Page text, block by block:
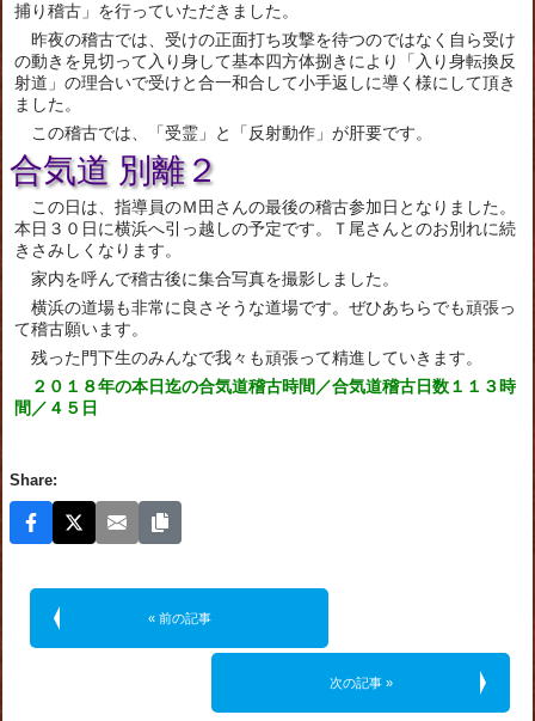
捕り稽古」を行っていただきました。
昨夜の稽古では、受けの正面打ち攻撃を待つのではなく自ら受け
の動きを見切って入り身して基本四方体捌きにより「入り身転換反
射道」の理合いで受けと合一和合して小手返しに導く様にして頂き
ました。
この稽古では、「受霊」と「反射動作」が肝要です。
合気道 別離２
この日は、指導員のＭ田さんの最後の稽古参加日となりました。
本日３０日に横浜へ引っ越しの予定です。Ｔ尾さんとのお別れに続
きさみしくなります。
家内を呼んで稽古後に集合写真を撮影しました。
横浜の道場も非常に良さそうな道場です。ぜひあちらでも頑張っ
て稽古願います。
残った門下生のみんなで我々も頑張って精進していきます。
２０１８年の本日迄の合気道稽古時間／合気道稽古日数１１３時
間／４５日
Share:
« 前の記事
次の記事 »